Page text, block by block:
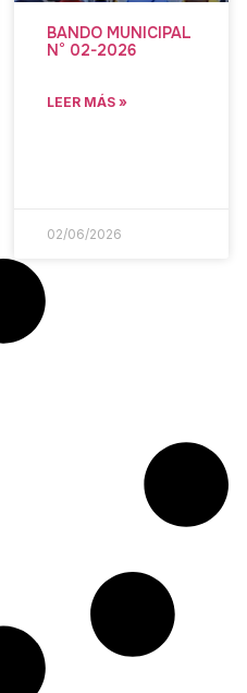
BANDO MUNICIPAL
N° 02-2026
LEER MÁS »
02/06/2026